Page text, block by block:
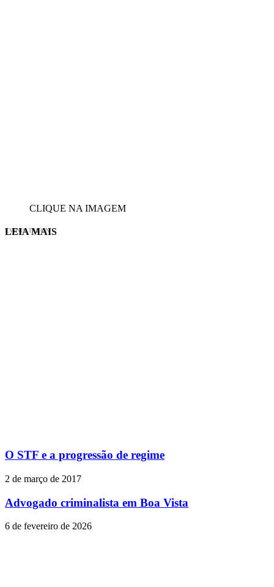
CLIQUE NA IMAGEM
EVINIS TALON
LEIA MAIS
O STF e a progressão de regime
2 de março de 2017
Advogado criminalista em Boa Vista
6 de fevereiro de 2026